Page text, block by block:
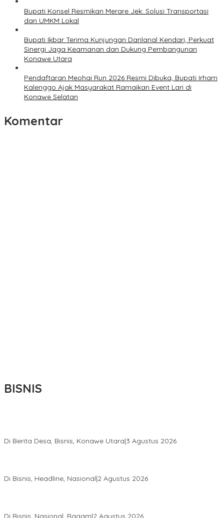
Bupati Konsel Resmikan Merare Jek: Solusi Transportasi
dan UMKM Lokal
Bupati Ikbar Terima Kunjungan Danlanal Kendari, Perkuat
Sinergi Jaga Keamanan dan Dukung Pembangunan
Konawe Utara
Pendaftaran Meohai Run 2026 Resmi Dibuka, Bupati Irham
Kalenggo Ajak Masyarakat Ramaikan Event Lari di
Konawe Selatan
Komentar
BISNIS
Di Berita Desa, Bisnis, Konawe Utara|3 Agustus 2026
Di Bisnis, Headline, Nasional|2 Agustus 2026
Di Bisnis, Nasional, Ragam|2 Agustus 2026